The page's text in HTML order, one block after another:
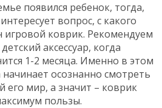
появился ребенок, тогда,
вопрос, с какого
игровой коврик. Рекомендуем
аксессуар, когда
1-2 месяца. Именно в этом
начинает осознанно смотреть
мир, а значит – коврик
пользы.